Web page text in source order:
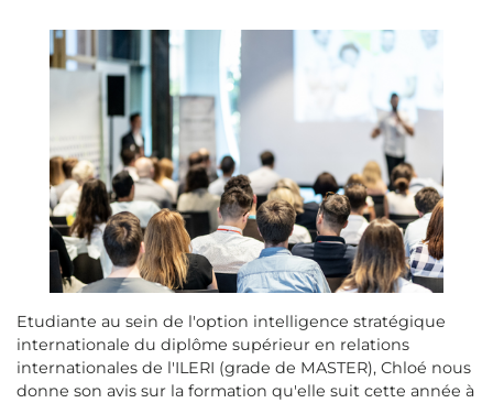
Etudiante au sein de l'option intelligence stratégique
internationale du diplôme supérieur en relations
internationales de l'ILERI (grade de MASTER), Chloé nous
donne son avis sur la formation qu'elle suit cette année à